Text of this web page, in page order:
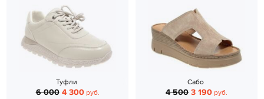
Туфли
6 000 4 300руб.
Сабо
4 500 3 190 руб.